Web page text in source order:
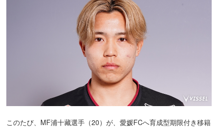
このたび、MF浦十藏選手（20）が、愛媛FCへ育成型期限付き移籍